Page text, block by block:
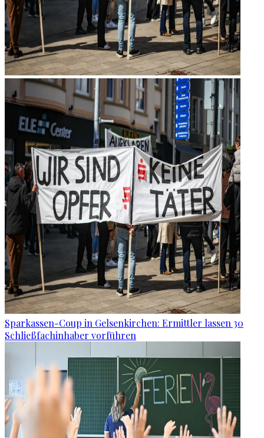
Sparkassen-Coup in Gelsenkirchen: Ermittler lassen 30
Schließfachinhaber vorführen